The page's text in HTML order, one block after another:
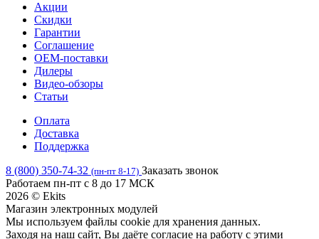
Акции
Скидки
Гарантии
Соглашение
OEM-поставки
Дилеры
Видео-обзоры
Статьи
Оплата
Доставка
Поддержка
8 (800) 350-74-32 (пн-пт 8-17) Заказать звонок
Работаем пн-пт с 8 до 17 МСК
2026 © Ekits
Магазин электронных модулей
Мы используем файлы cookie для хранения данных.
Заходя на наш сайт, Вы даёте согласие на работу с этими